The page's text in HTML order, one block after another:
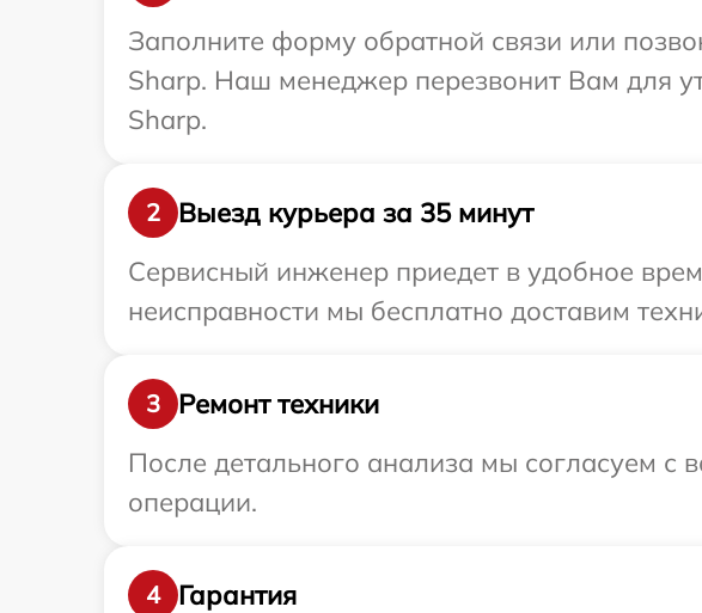
Заполните форму обратной связи или
Sharp. Наш менеджер перезвонит Вам для
Sharp.
2
Выезд курьера за 35 минут
Сервисный инженер приедет в удобное
неисправности мы бесплатно доставим
3
Ремонт техники
После детального анализа мы согласуем с
операции.
4
Гарантия